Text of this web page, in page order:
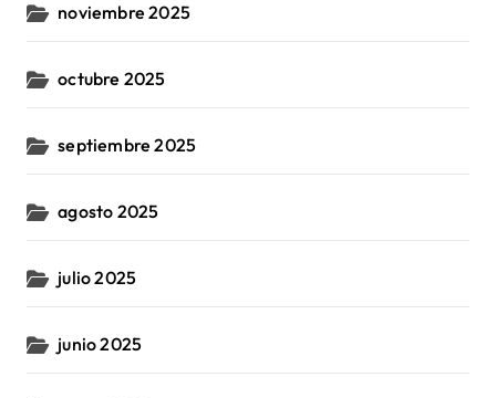
noviembre 2025
octubre 2025
septiembre 2025
agosto 2025
julio 2025
junio 2025